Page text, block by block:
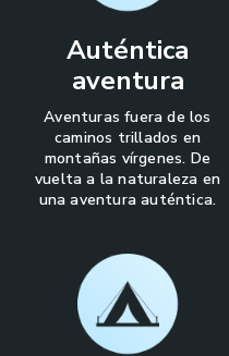
Auténtica
aventura
Aventuras fuera de los
caminos trillados en
montañas vírgenes. De
vuelta a la naturaleza en
una aventura auténtica.